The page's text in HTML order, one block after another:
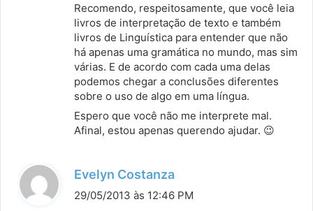
Recomendo, respeitosamente, que você leia
livros de interpretação de texto e também
livros de Linguística para entender que não
há apenas uma gramática no mundo, mas sim
várias. E de acordo com cada uma delas
podemos chegar a conclusões diferentes
sobre o uso de algo em uma língua.
Espero que você não me interprete mal.
Afinal, estou apenas querendo ajudar. 😉
Evelyn Costanza
29/05/2013 às 12:46 PM